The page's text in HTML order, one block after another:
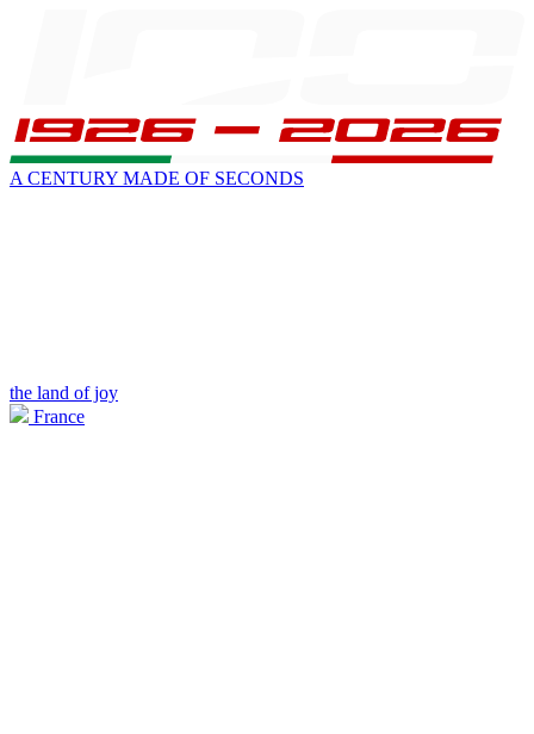
A CENTURY MADE OF SECONDS
the land of joy
France